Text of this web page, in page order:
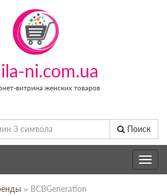
ni.com.ua
витрина женских товаров
Поиск
Toggle
» BCBGeneration